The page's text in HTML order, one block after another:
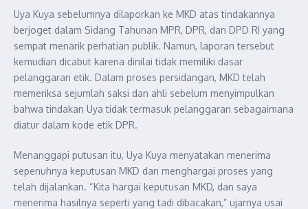
Uya Kuya sebelumnya dilaporkan ke MKD atas tindakannya
berjoget dalam Sidang Tahunan MPR, DPR, dan DPD RI yang
sempat menarik perhatian publik. Namun, laporan tersebut
kemudian dicabut karena dinilai tidak memiliki dasar
pelanggaran etik. Dalam proses persidangan, MKD telah
memeriksa sejumlah saksi dan ahli sebelum menyimpulkan
bahwa tindakan Uya tidak termasuk pelanggaran sebagaimana
diatur dalam kode etik DPR.
Menanggapi putusan itu, Uya Kuya menyatakan menerima
sepenuhnya keputusan MKD dan menghargai proses yang
telah dijalankan. “Kita hargai keputusan MKD, dan saya
menerima hasilnya seperti yang tadi dibacakan,” ujarnya usai